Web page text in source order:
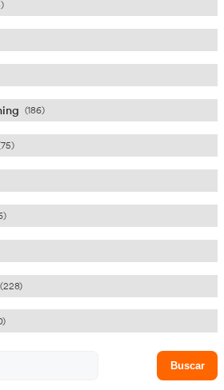
de...
(IA) en el Transporte (3)
Sostenible
(3)